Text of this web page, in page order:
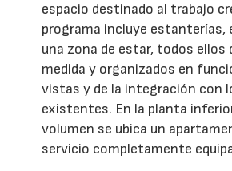
espacio destinado al trabajo
programa incluye estanterías,
una zona de estar, todos ellos
medida y organizados en
vistas y de la integración con
existentes. En la planta
volumen se ubica un
servicio completamente